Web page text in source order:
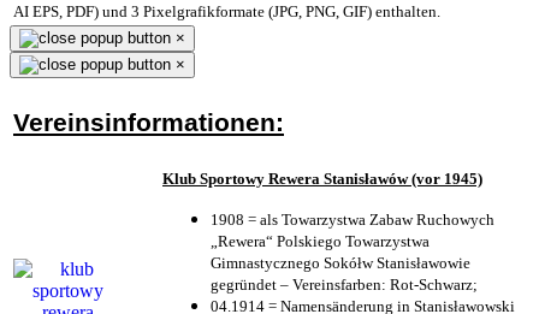
AI EPS, PDF) und 3 Pixelgrafikformate (JPG, PNG, GIF) enthalten.
×
×
Vereinsinformationen:
Klub Sportowy Rewera Stanisławów (vor 1945)
1908 = als Towarzystwa Zabaw Ruchowych
„Rewera“ Polskiego Towarzystwa
Gimnastycznego Sokółw Stanisławowie
gegründet – Vereinsfarben: Rot-Schwarz;
04.1914 = Namensänderung in Stanisławowski